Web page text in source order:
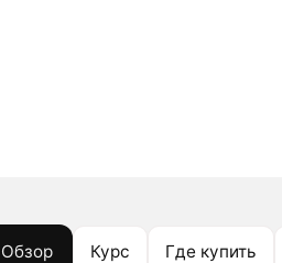
Обзор Курс Где купить